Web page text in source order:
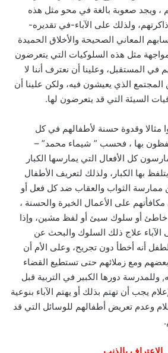
، ويجد صعوبة بالغة في محو مثل هذه
ولذلك على الآباء-في تقديره-
المعاني الصحيحة والأخلاق الحميدة
مثل هذه السلوكيات التي يتعرضون
في المستقبل، وعلينا أن نعترف أننا لا
الذي يعيشون فيه، ولكن علينا أن
السيئة التي قد يتعرضون لها.
مثالا وقدوة حسنة لأطفالهم في كل
بها ، فحسب ” شيماء محمد” –
كل الأفعال التي يمارسها الكبار
بها الكبار، ولذلك لتعريف الأطفال
ممارسة الثواب والعقاب ضد كل فعل أو
على الأعمال الخيرة والحسنة ،
أو سلوك سيئ أو لفظ مشين، وإذا
الآباء علاج ذلك السلوك والبحث عن
أنه أخطأ دون تجريح، وعلى الأم أن
ومع زملائهم حتى تستطيع القضاء
دورها الكبير في التربية قبل
يجب أن تهتم بذلك أو يهتم الآباء بنوعية
وعدم تعريض أطفالهم للوسائل التي قد